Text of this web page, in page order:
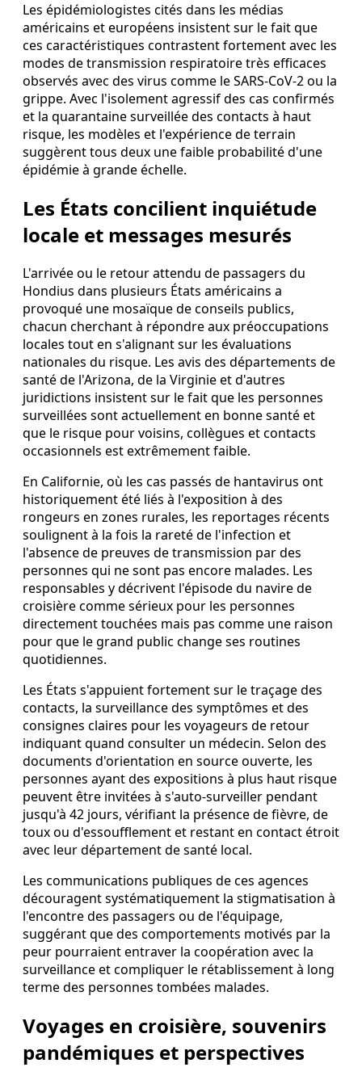
Les épidémiologistes cités dans les médias
américains et européens insistent sur le fait que
ces caractéristiques contrastent fortement avec les
modes de transmission respiratoire très efficaces
observés avec des virus comme le SARS‑CoV‑2 ou la
grippe. Avec l'isolement agressif des cas confirmés
et la quarantaine surveillée des contacts à haut
risque, les modèles et l'expérience de terrain
suggèrent tous deux une faible probabilité d'une
épidémie à grande échelle.
Les États concilient inquiétude
locale et messages mesurés
L'arrivée ou le retour attendu de passagers du
Hondius dans plusieurs États américains a
provoqué une mosaïque de conseils publics,
chacun cherchant à répondre aux préoccupations
locales tout en s'alignant sur les évaluations
nationales du risque. Les avis des départements de
santé de l'Arizona, de la Virginie et d'autres
juridictions insistent sur le fait que les personnes
surveillées sont actuellement en bonne santé et
que le risque pour voisins, collègues et contacts
occasionnels est extrêmement faible.
En Californie, où les cas passés de hantavirus ont
historiquement été liés à l'exposition à des
rongeurs en zones rurales, les reportages récents
soulignent à la fois la rareté de l'infection et
l'absence de preuves de transmission par des
personnes qui ne sont pas encore malades. Les
responsables y décrivent l'épisode du navire de
croisière comme sérieux pour les personnes
directement touchées mais pas comme une raison
pour que le grand public change ses routines
quotidiennes.
Les États s'appuient fortement sur le traçage des
contacts, la surveillance des symptômes et des
consignes claires pour les voyageurs de retour
indiquant quand consulter un médecin. Selon des
documents d'orientation en source ouverte, les
personnes ayant des expositions à plus haut risque
peuvent être invitées à s'auto‑surveiller pendant
jusqu'à 42 jours, vérifiant la présence de fièvre, de
toux ou d'essoufflement et restant en contact étroit
avec leur département de santé local.
Les communications publiques de ces agences
découragent systématiquement la stigmatisation à
l'encontre des passagers ou de l'équipage,
suggérant que des comportements motivés par la
peur pourraient entraver la coopération avec la
surveillance et compliquer le rétablissement à long
terme des personnes tombées malades.
Voyages en croisière, souvenirs
pandémiques et perspectives